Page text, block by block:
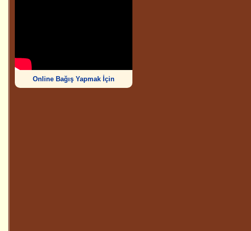
Online Bağış Yapmak İçin